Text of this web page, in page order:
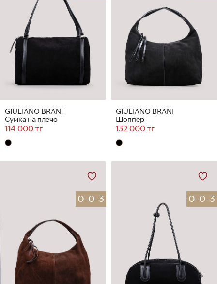
GIULIANO BRANI
Сумка на плечо
114 000 тг
GIULIANO BRANI
Шоппер
132 000 тг
0-0-3 0-0-3